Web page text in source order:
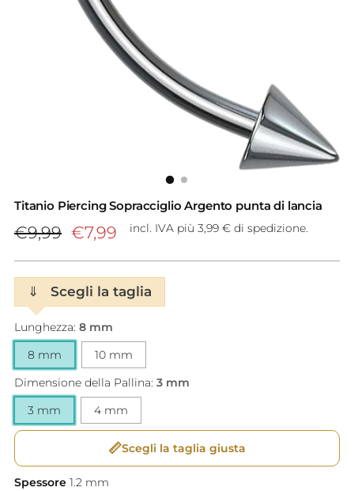
Titanio Piercing Sopracciglio Argento punta di lancia
Prezzo
listino
€9,99 €7,99 incl. IVA più 3,99 € di spedizione.
⇓ Scegli la taglia
Lunghezza: 8 mm
8 mm 10 mm
Dimensione della Pallina: 3 mm
3 mm 4 mm
📏Scegli la taglia giusta
Spessore 1.2 mm